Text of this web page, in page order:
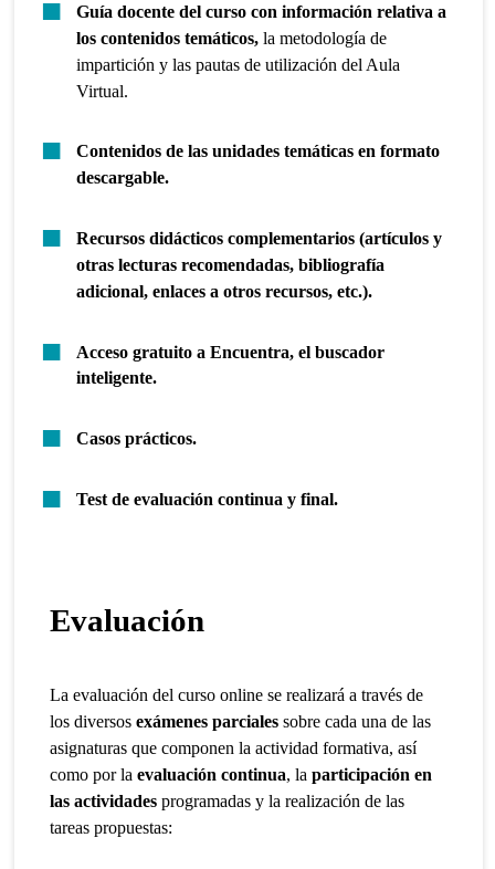
Guía docente del curso con información relativa a
los contenidos temáticos, la metodología de
impartición y las pautas de utilización del Aula
Virtual.
Contenidos de las unidades temáticas en formato
descargable.
Recursos didácticos complementarios (artículos y
otras lecturas recomendadas, bibliografía
adicional, enlaces a otros recursos, etc.).
Acceso gratuito a Encuentra, el buscador
inteligente.
Casos prácticos.
Test de evaluación continua y final.
Evaluación
La evaluación del curso online se realizará a través de
los diversosexámenes parciales sobre cada una de las
asignaturas que componen la actividad formativa, así
como por laevaluación continua, laparticipación en
las actividades programadas y la realización de las
tareas propuestas: